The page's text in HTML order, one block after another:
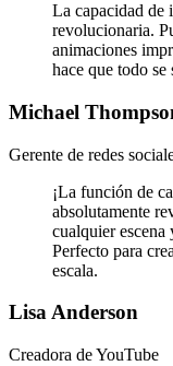
La capacidad de
revolucionaria.
animaciones
hace que todo
Michael
Gerente de redes
¡La función de
absolutamente
cualquier escena
Perfecto para
escala.
Lisa Anderson
Creadora de YouTube